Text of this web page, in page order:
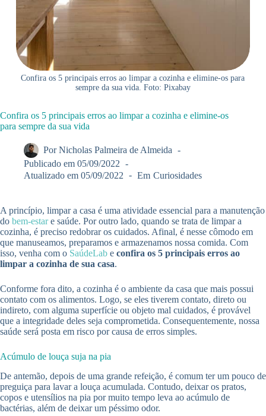
Confira os 5 principais erros ao limpar a cozinha e elimine-os para
sempre da sua vida. Foto: Pixabay
Confira os 5 principais erros ao limpar a cozinha e elimine-os
para sempre da sua vida
Por Nicholas Palmeira de Almeida
Publicado em 05/09/2022
Atualizado em 05/09/2022 Em Curiosidades
A princípio, limpar a casa é uma atividade essencial para a manutenção
do bem-estare saúde. Por outro lado, quando se trata de limpar a
cozinha, é preciso redobrar os cuidados. Afinal, é nesse cômodo em
que manuseamos, preparamos e armazenamos nossa comida. Com
isso, venha com o SaúdeLab e confira os 5 principais erros ao
limpar a cozinha de sua casa.
Conforme fora dito, a cozinha é o ambiente da casa que mais possui
contato com os alimentos. Logo, se eles tiverem contato, direto ou
indireto, com alguma superfície ou objeto mal cuidados, é provável
que a integridade deles seja comprometida. Consequentemente, nossa
saúde será posta em risco por causa de erros simples.
Acúmulo de louça suja na pia
De antemão, depois de uma grande refeição, é comum ter um pouco de
preguiça para lavar a louça acumulada. Contudo, deixar os pratos,
copos e utensílios na pia por muito tempo leva ao acúmulo de
bactérias, além de deixar um péssimo odor.